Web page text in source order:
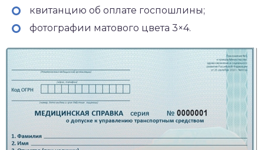
квитанцию об оплате госпошлины;
фотографии матового цвета 3×4.